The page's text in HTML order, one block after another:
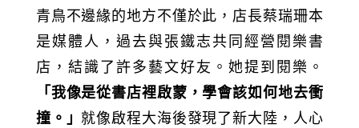
青鳥不邊緣的地方不僅於此，店長蔡瑞珊本
是媒體人，過去與張鐵志共同經營閱樂書
店，結識了許多藝文好友。她提到閱樂。
「我像是從書店裡啟蒙，學會該如何地去衝
撞。」 就像啟程大海後發現了新大陸，人心